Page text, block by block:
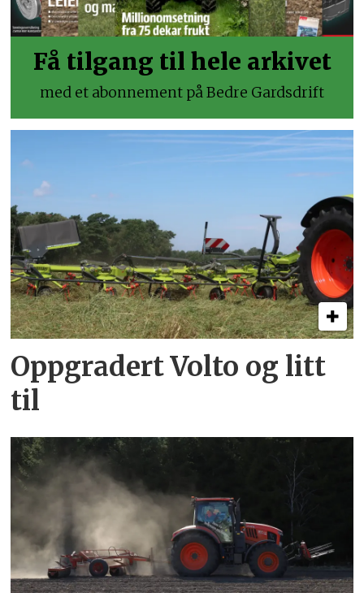
Få tilgang til hele arkivet
med et abonnement på Bedre Gardsdrift
Oppgradert Volto og litt
til